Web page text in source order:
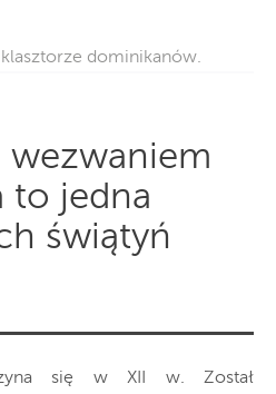
dominikanów.
wezwaniem
to jedna
świątyń
się w XII w. Został